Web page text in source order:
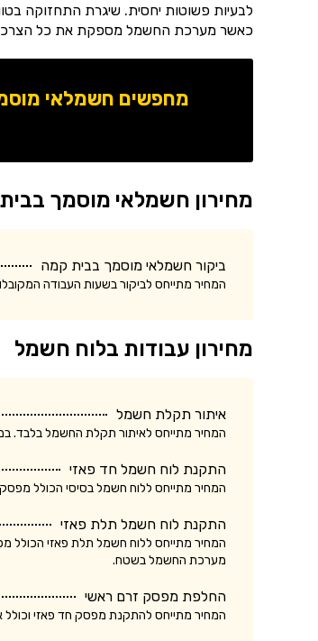
לבעיות פשוטות יחסית. שיגרת התחזוקה
כאשר מערכת החשמל מספקת את כל
מחפשים חשמלאי
מחירון חשמלאי מוסמך
ביקור חשמלאי מוסמך בבית קמה
המחיר מתייחס לביקור בשעות העבודה
מחירון עבודות בלוח חשמל
איתור תקלת חשמל
המחיר מתייחס לאיתור תקלת החשמל בלבד. במקרים בהם
התקנת לוח חשמל חד פאזי
המחיר מתייחס ללוח חשמל בסיסי הכולל מפסק ראשי ו- 10 מאמ"תים. המחיר אינו כולל
התקנת לוח חשמל תלת פאזי
מערכת החשמל בשטח.
החלפת מפסק זרם ראשי
המחיר מתייחס להתקנת מפסק חד פאזי וכולל